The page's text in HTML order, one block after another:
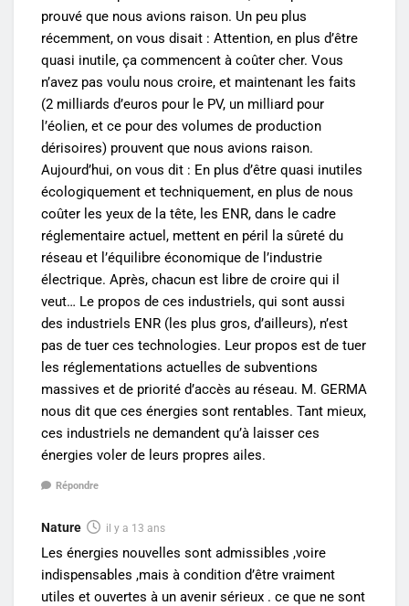
prouvé que nous avions raison. Un peu plus
récemment, on vous disait : Attention, en plus d’être
quasi inutile, ça commencent à coûter cher. Vous
n’avez pas voulu nous croire, et maintenant les faits
(2 milliards d’euros pour le PV, un milliard pour
l’éolien, et ce pour des volumes de production
dérisoires) prouvent que nous avions raison.
Aujourd’hui, on vous dit : En plus d’être quasi inutiles
écologiquement et techniquement, en plus de nous
coûter les yeux de la tête, les ENR, dans le cadre
réglementaire actuel, mettent en péril la sûreté du
réseau et l’équilibre économique de l’industrie
électrique. Après, chacun est libre de croire qui il
veut… Le propos de ces industriels, qui sont aussi
des industriels ENR (les plus gros, d’ailleurs), n’est
pas de tuer ces technologies. Leur propos est de tuer
les réglementations actuelles de subventions
massives et de priorité d’accès au réseau. M. GERMA
nous dit que ces énergies sont rentables. Tant mieux,
ces industriels ne demandent qu’à laisser ces
énergies voler de leurs propres ailes.
Répondre
Nature il y a 13 ans
Les énergies nouvelles sont admissibles ,voire
indispensables ,mais à condition d’être vraiment
utiles et ouvertes à un avenir sérieux . ce que ne sont